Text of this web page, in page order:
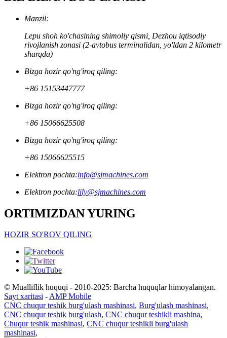
Manzil:
Lepu shoh ko'chasining shimoliy qismi, Dezhou iqtisodiy
rivojlanish zonasi (2-avtobus terminalidan, yo'ldan 2 kilometr
sharqda)
Bizga hozir qo'ng'iroq qiling:
+86 15153447777
Bizga hozir qo'ng'iroq qiling:
+86 15066625508
Bizga hozir qo'ng'iroq qiling:
+86 15066625515
Elektron pochta:info@sjmachines.com
Elektron pochta:lily@sjmachines.com
ORTIMIZDAN YURING
HOZIR SO'ROV QILING
© Mualliflik huquqi - 2010-2025: Barcha huquqlar himoyalangan.
Sayt xaritasi -AMP Mobile
CNC chuqur teshik burg'ulash mashinasi, Burg'ulash mashinasi,
CNC chuqur teshik burg'ulash, CNC chuqur teshikli mashina,
Chuqur teshik mashinasi, CNC chuqur teshikli burg'ulash
mashinasi,